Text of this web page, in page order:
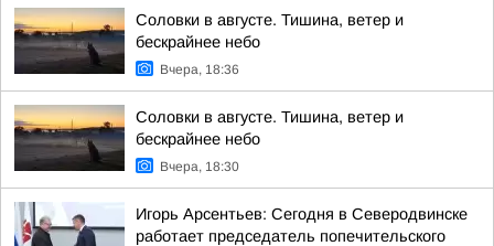
Соловки в августе. Тишина, ветер и
бескрайнее небо
Вчера, 18:36
Соловки в августе. Тишина, ветер и
бескрайнее небо
Вчера, 18:30
Игорь Арсентьев: Сегодня в Северодвинске
работает председатель попечительского